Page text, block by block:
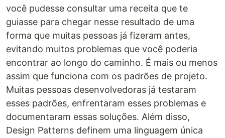
você pudesse consultar uma receita que te
guiasse para chegar nesse resultado de uma
forma que muitas pessoas já fizeram antes,
evitando muitos problemas que você poderia
encontrar ao longo do caminho. É mais ou menos
assim que funciona com os padrões de projeto.
Muitas pessoas desenvolvedoras já testaram
esses padrões, enfrentaram esses problemas e
documentaram essas soluções. Além disso,
Design Patterns definem uma linguagem única